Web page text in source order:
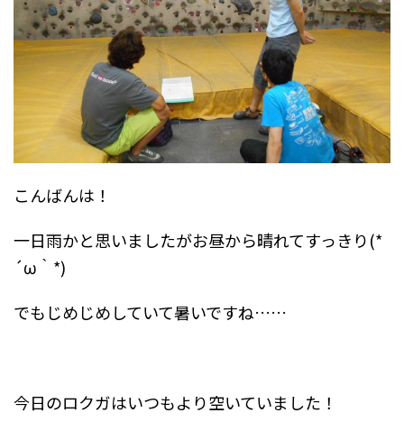
こんばんは！
一日雨かと思いましたがお昼から晴れてすっきり(*
´ω｀*)
でもじめじめしていて暑いですね……
今日のロクガはいつもより空いていました！